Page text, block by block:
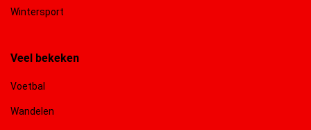
Wintersport
Veel bekeken
Voetbal
Wandelen